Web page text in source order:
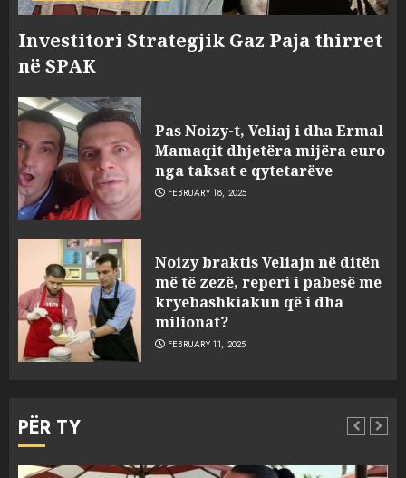
Investitori Strategjik Gaz Paja thirret
në SPAK
Pas Noizy-t, Veliaj i dha Ermal
Mamaqit dhjetëra mijëra euro
nga taksat e qytetarëve
FEBRUARY 18, 2025
Noizy braktis Veliajn në ditën
më të zezë, reperi i pabesë me
kryebashkiakun që i dha
milionat?
FEBRUARY 11, 2025
PËR TY
3
sulmuan “One Albania”,
ngjarja u fsheh. A u vodhën
serverat?
MARCH 25, 2025
4 MARCH 25, 2025